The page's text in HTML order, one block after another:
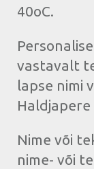
40oC.
vastavalt
lapse nimi
Nime või
nime- või